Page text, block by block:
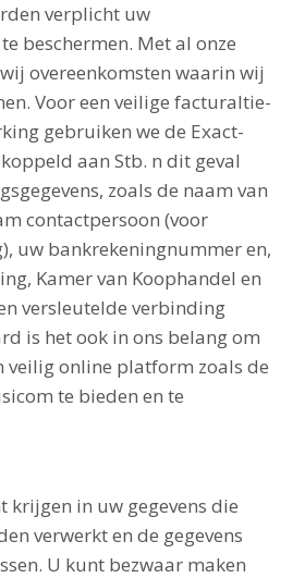
verplicht uw
beschermen. Met al onze
overeenkomsten waarin wij
Voor een veilige facturaItie-
gebruiken we de Exact-
aan Stb. n dit geval
zoals de naam van
contactpersoon (voor
uw bankrekeningnummer en,
Kamer van Koophandel en
versleutelde verbinding
is het ook in ons belang om
veilig online platform zoals de
te bieden en te
in uw gegevens die
verwerkt en de gegevens
U kunt bezwaar maken